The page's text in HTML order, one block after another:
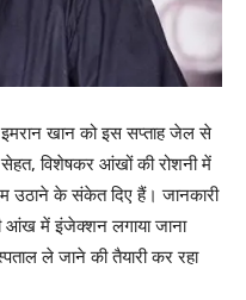
इमरान खान को इस सप्ताह जेल से
विशेषकर आंखों की रोशनी में
उठाने के संकेत दिए हैं। जानकारी
आंख में इंजेक्शन लगाया जाना
ले जाने की तैयारी कर रहा